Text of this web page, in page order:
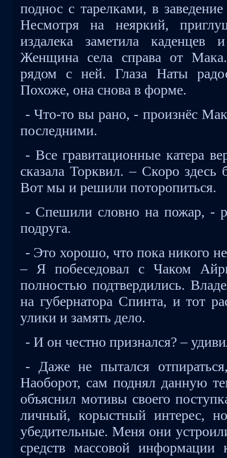
поднос с тарелками, в
Несмотря на неяркий,
издалека заметила
Женщина села справа от
рядом с ней. Глаза Наты
Похоже, она снова в форме.
- Что-то вы рано, - произнёс
последними.
- Все гравитационные катера
сказала Торквил. – Скоро здесь
Вот мы и решили поторопиться.
- Спешили словно на пожар, -
подруга.
- Это хорошо, что пока никого
– Я побеседовал с Чаком
полностью подтвердились.
на губернатора Спинта, и тот
улики и замять дело.
- И он честно признался? –
- Даже не пытался
Наоборот, сам поднял данную
объяснил мотивы своего
личный, корыстный интерес,
убедительные. Меня они
средств массовой информации